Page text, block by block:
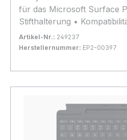
für das Microsoft Surface
Stifthalterung •
Surface Pro 11, Surface
Surface Pro 8 und Surface
Artikel-Nr.: 249237
Herstellernummer: EP2-00397
In den Warenkorb